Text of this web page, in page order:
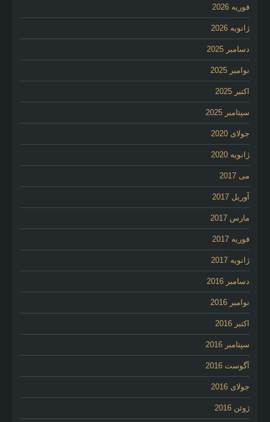
فوریه 2026
ژانویه 2026
دسامبر 2025
نوامبر 2025
اکتبر 2025
سپتامبر 2025
جولای 2020
ژانویه 2020
می 2017
آوریل 2017
مارس 2017
فوریه 2017
ژانویه 2017
دسامبر 2016
نوامبر 2016
اکتبر 2016
سپتامبر 2016
آگوست 2016
جولای 2016
ژوئن 2016